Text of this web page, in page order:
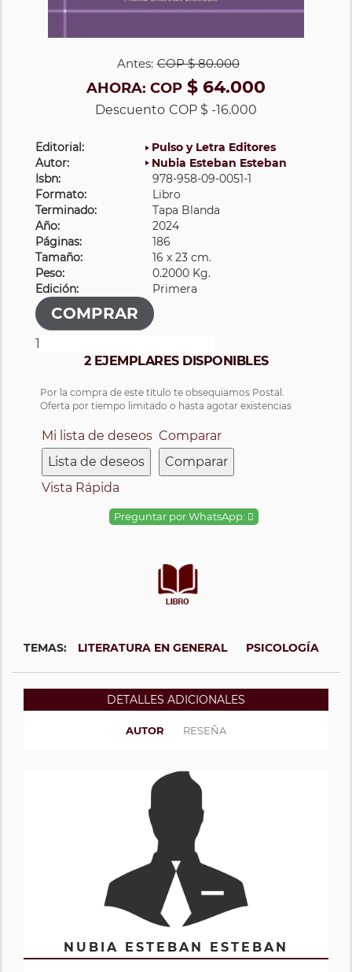
Antes: COP$ 80.000
AHORA: COP $ 64.000
Descuento COP $ -16.000
Editorial:
Pulso y Letra Editores
Autor:
Nubia Esteban Esteban
Isbn:
978-958-09-0051-1
Formato:
Libro
Terminado:
Tapa Blanda
Año:
2024
Páginas:
186
Tamaño:
16 x 23 cm.
Peso:
0.2000 Kg.
Edición:
Primera
2 EJEMPLARES DISPONIBLES
Por la compra de este título te obsequiamos Postal.
Oferta por tiempo limitado o hasta agotar existencias
Mi lista de deseos
Lista de deseos
Comparar
Comparar
Vista Rápida
Preguntar por WhatsApp:
TEMAS: LITERATURA EN GENERAL PSICOLOGÍA
DETALLES ADICIONALES
AUTOR RESEÑA
NUBIA ESTEBAN ESTEBAN